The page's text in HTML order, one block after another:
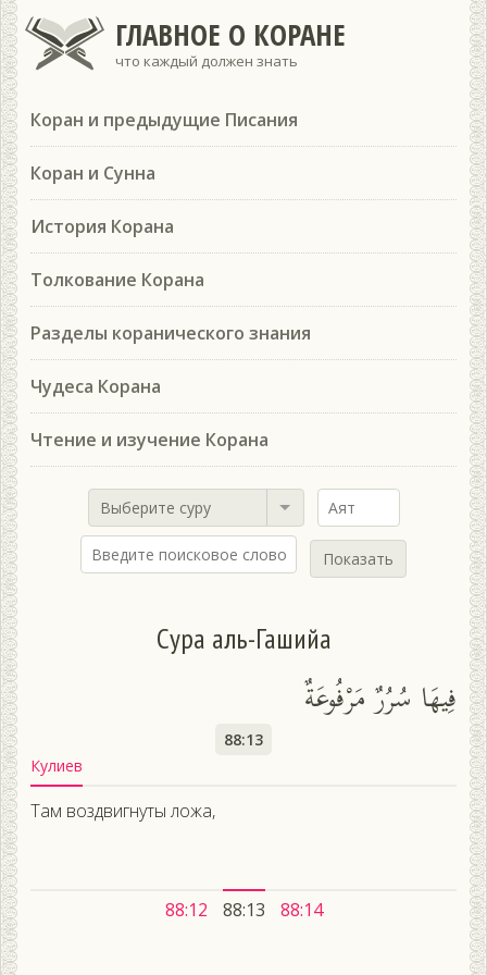
ГЛАВНОЕ О КОРАНЕ
что каждый должен знать
Коран и предыдущие Писания
Коран и Сунна
История Корана
Толкование Корана
Разделы коранического знания
Чудеса Корана
Чтение и изучение Корана
Выберите суру
Показать
Сура аль-Гашийа
فِيهَا سُرُرٌ مَرْفُوعَةٌ
88:13
Кулиев
Там воздвигнуты ложа,
88:12 88:13 88:14